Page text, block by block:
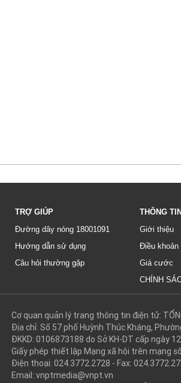
TRỢ GIÚP
Đường dây nóng 18001091
Hướng dẫn sử dụng
Câu hỏi thường gặp
THÔNG TIN
Giới thiệu
Điều khoản
Giá cước
CHÍNH
Cơ quan quản lý trang thông tin điện tử:
Địa chỉ: Số 57 phố Huỳnh Thúc Kháng,
ĐKKD: 0106873188 do Sở KH-DT cấp ngày
Giấy phép thiết lập Mạng xã hội trên mạng
Điện thoại: 024.3772.2728 - Fax:
Email: vnptmedia@vnpt.vn